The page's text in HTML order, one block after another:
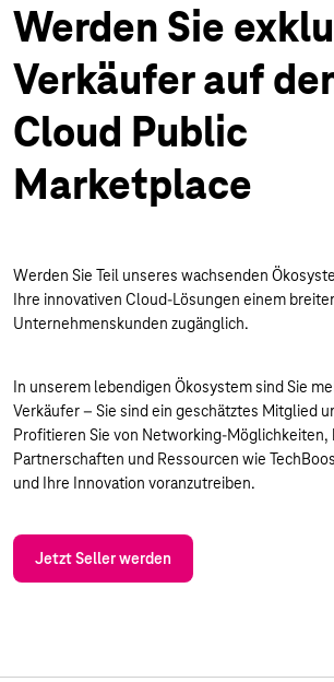
Werden Sie
Verkäufer auf
Cloud Public
Marketplace
Werden Sie Teil unseres wachsenden
Ihre innovativen Cloud-Lösungen einem
Unternehmenskunden zugänglich.
In unserem lebendigen Ökosystem sind Sie
Verkäufer – Sie sind ein geschätztes Mitglied
Profitieren Sie von Networking-Möglichkeiten,
Partnerschaften und Ressourcen wie
und Ihre Innovation voranzutreiben.
Jetzt Seller werden